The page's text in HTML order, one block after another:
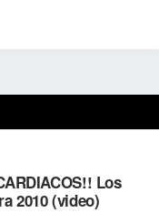
Los
2010 (video)